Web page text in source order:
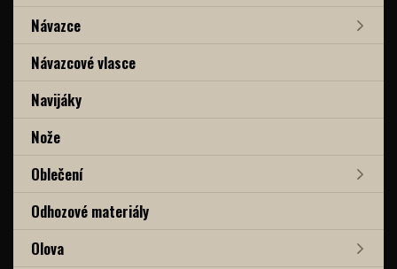
Návazce
Návazcové vlasce
Navijáky
Nože
Oblečení
Odhozové materiály
Olova